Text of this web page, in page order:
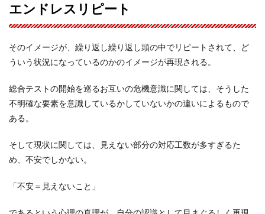
エンドレスリピート
そのイメージが、繰り返し繰り返し頭の中でリピートされて、ど
ういう状況になっているのかのイメージが再現される。
総合テストの開始を巡るお互いの危機意識に関しては、そうした
不明確な要素を意識しているかしていないかの違いによるもので
ある。
そして現状に関しては、見えない部分の対応工数が多すぎるた
め、不安でしかない。
「不安＝見えないこと」